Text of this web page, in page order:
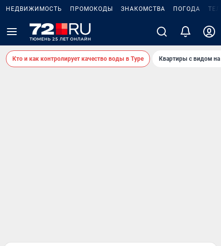
НЕДВИЖИМОСТЬ ПРОМОКОДЫ ЗНАКОМСТВА ПОГОДА
Кто и как контролирует качество воды в Туре Квартиры с видом на